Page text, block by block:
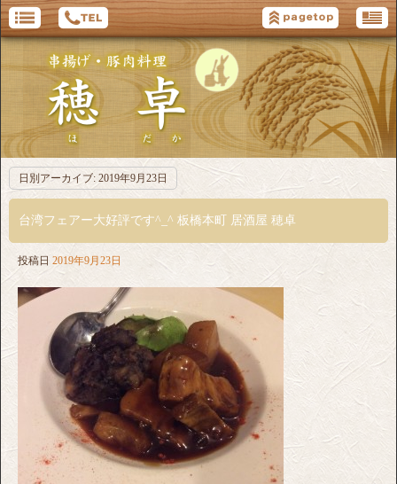
日別アーカイブ: 2019年9月23日
台湾フェアー大好評です^_^ 板橋本町 居酒屋 穂卓
投稿日 2019年9月23日